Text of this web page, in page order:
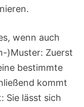
wenn auch
)Muster: Zuerst
bestimmte
kommt
Sie lässt sich